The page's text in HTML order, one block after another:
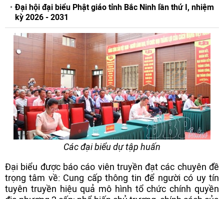
Đại hội đại biểu Phật giáo tỉnh Bắc Ninh lần thứ I, nhiệm
kỳ 2026 - 2031
Các đại biểu dự tập huấn
Đại biểu được báo cáo viên truyền đạt các chuyên đề
trọng tâm về: Cung cấp thông tin để người có uy tín
tuyên truyền hiệu quả mô hình tổ chức chính quyền